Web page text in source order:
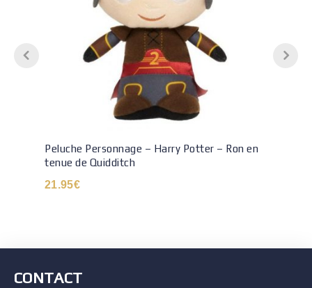
Peluche Personnage – Harry Potter – Ron en
tenue de Quidditch
21.95€
CONTACT